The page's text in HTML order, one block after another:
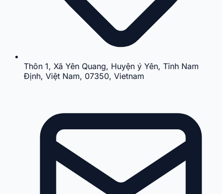
Thôn 1, Xã Yên Quang, Huyện ý Yên, Tỉnh Nam
Định, Việt Nam, 07350, Vietnam